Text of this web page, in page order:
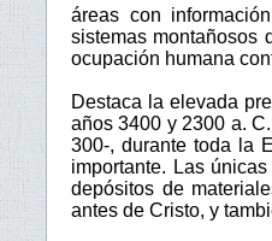
áreas con
sistemas montañosos
ocupación humana
Destaca la elevada
años 3400 y 2300 a.
300-, durante toda la
importante. Las
depósitos de
antes de Cristo, y